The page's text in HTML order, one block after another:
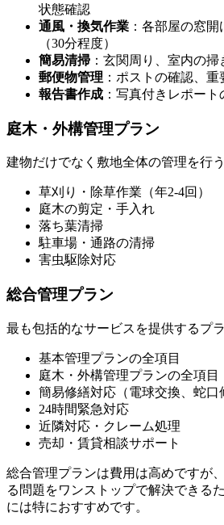
状態確認
通風・換気作業 ：各部屋の窓
（30分程度）
簡易清掃 ：玄関周り、室内の掃
郵便物管理 ：ポストの確認、
報告書作成 ：写真付きレポート
庭木・外構管理プラン
建物だけでなく敷地全体の管理を行
草刈り・除草作業（年2-4回）
庭木の剪定・手入れ
落ち葉清掃
駐車場・通路の清掃
害虫駆除対応
総合管理プラン
最も包括的なサービスを提供するプ
基本管理プランの全項目
庭木・外構管理プランの全項目
簡易修繕対応（電球交換、蛇口
24時間緊急対応
近隣対応・クレーム処理
売却・賃貸相談サポート
総合管理プランは費用は高めですが
る問題をワンストップで解決できる
には特におすすめです。